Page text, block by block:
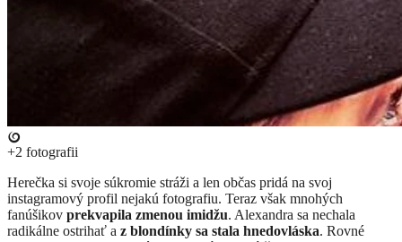
+2 fotografii
​Herečka si svoje súkromie stráži a len občas pridá na svoj
instagramový profil nejakú fotografiu. Teraz však mnohých
fanúšikov prekvapila zmenou imidžu. Alexandra sa nechala
radikálne ostrihať a z blondínky sa stala hnedovláska. Rovné